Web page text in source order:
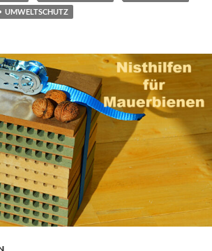
UMWELTSCHUTZ